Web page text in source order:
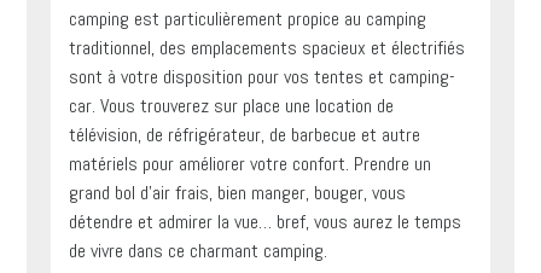
camping est particulièrement propice au camping
traditionnel, des emplacements spacieux et électrifiés
sont à votre disposition pour vos tentes et camping-
car. Vous trouverez sur place une location de
télévision, de réfrigérateur, de barbecue et autre
matériels pour améliorer votre confort. Prendre un
grand bol d’air frais, bien manger, bouger, vous
détendre et admirer la vue… bref, vous aurez le temps
de vivre dans ce charmant camping.